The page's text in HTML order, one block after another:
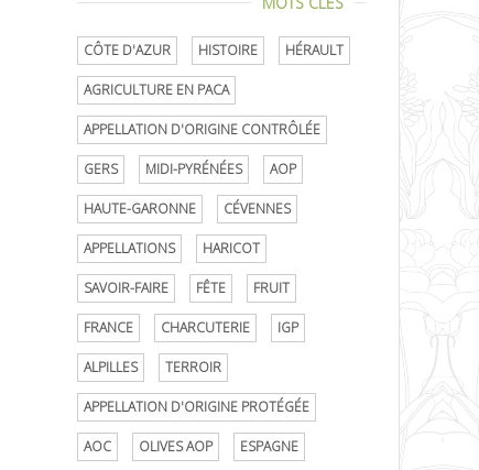
CÔTE D'AZUR HISTOIRE HÉRAULT
AGRICULTURE EN PACA
APPELLATION D'ORIGINE CONTRÔLÉE
GERS MIDI-PYRÉNÉES AOP
HAUTE-GARONNE CÉVENNES
APPELLATIONS HARICOT
SAVOIR-FAIRE FÊTE FRUIT
FRANCE CHARCUTERIE IGP
ALPILLES TERROIR
APPELLATION D'ORIGINE PROTÉGÉE
AOC OLIVES AOP ESPAGNE